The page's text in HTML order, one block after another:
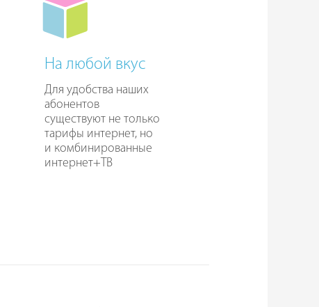
На любой вкус
Для удобства наших
абонентов
существуют не только
тарифы интернет, но
и комбинированные
интернет+ТВ